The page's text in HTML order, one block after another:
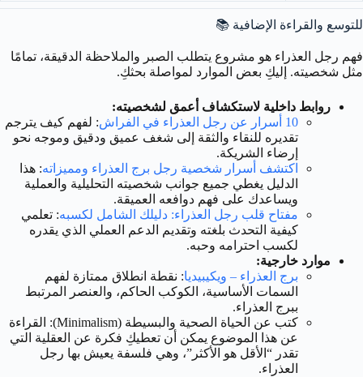
للتوسع والقراءة الإضافية 📚
فهم رجل العذراء هو مشروع يتطلب الصبر والملاحظة الدقيقة، تمامًا
مثل شخصيته. إليكِ بعض الموارد لمواصلة بحثكِ.
روابط داخلية لاستكشاف أعمق لشخصيته:
10 أسرار عن رجل العذراء في الفراش
: لفهم كيف يترجم
تقديره للنقاء والثقة إلى شغف عميق ودقيق وموجه نحو
إرضاء الشريكة.
اكتشف أسرار شخصية رجل برج العذراء ومميزاته: هذا
الدليل يغطي جميع جوانب شخصيته التحليلية والعملية
ويساعدك على فهم دوافعه العميقة.
مفتاح قلب رجل العذراء: دليلك الشامل لكسبه: تعلمي
كيفية التحدث بلغته وتقديم الدعم العملي الذي يقدره
لكسب احترامه وحبه.
موارد خارجية:
برج العذراء – ويكيبيديا: نقطة انطلاق ممتازة لفهم
السمات الأساسية، الكوكب الحاكم، والعنصر المرتبط
ببرج العذراء.
كتب عن الحياة الصحية والبسيطة (Minimalism): القراءة
عن هذا الموضوع يمكن أن تعطيكِ فكرة عن العقلية التي
تقدر “الأقل هو الأكثر”، وهي فلسفة يعيش بها رجل
العذراء.